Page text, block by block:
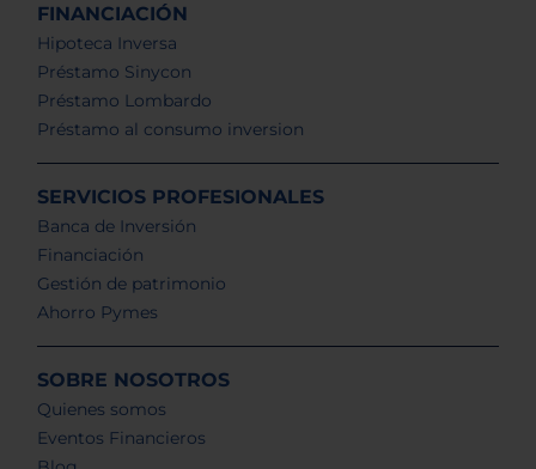
FINANCIACIÓN
Hipoteca Inversa
Préstamo Sinycon
Préstamo Lombardo
Préstamo al consumo inversion
SERVICIOS PROFESIONALES
Banca de Inversión
Financiación
Gestión de patrimonio
Ahorro Pymes
SOBRE NOSOTROS
Quienes somos
Eventos Financieros